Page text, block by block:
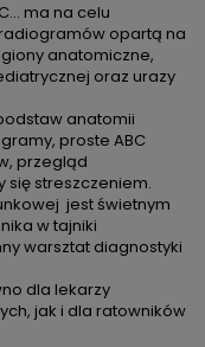
ma na celu
opartą na
anatomiczne,
oraz urazy
anatomii
proste ABC
przegląd
się streszczeniem.
jest świetnym
w tajniki
warsztat diagnostyki
dla lekarzy
jak i dla ratowników